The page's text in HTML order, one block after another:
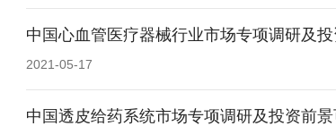
中国心血管医疗器械行业市场专项调研及
2021-05-17
中国透皮给药系统市场专项调研及投资前